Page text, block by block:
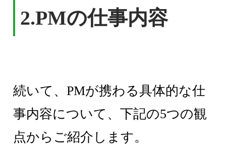
2.PMの仕事内容
続いて、PMが携わる具体的な仕
事内容について、下記の5つの観
点からご紹介します。